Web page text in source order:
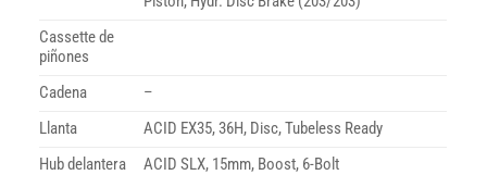
Cassette de
piñones
Cadena
–
Llanta
ACID EX35, 36H, Disc, Tubeless Ready
Hub delantera
ACID SLX, 15mm, Boost, 6-Bolt